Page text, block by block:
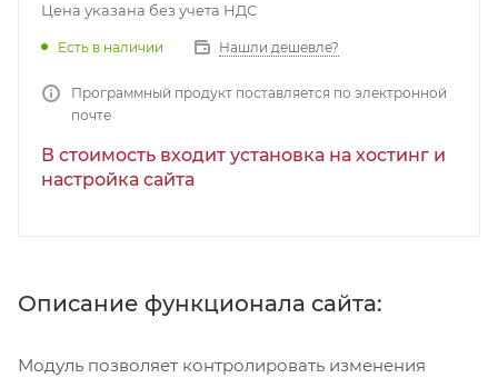
Цена указана без учета НДС
Есть в наличии Нашли дешевле?
Программный продукт поставляется по электронной
почте
В стоимость входит установка на хостинг и
настройка сайта
Описание функционала сайта:
Модуль позволяет контролировать изменения